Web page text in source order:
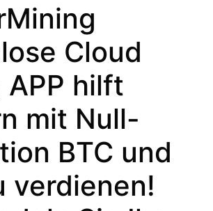
Cloud
APP hilft
mit Null-
BTC und
verdienen!